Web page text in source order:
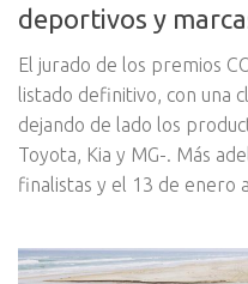
deportivos y
El jurado de los premios
listado definitivo, con una
dejando de lado los
Toyota, Kia y MG-. Más
finalistas y el 13 de enero